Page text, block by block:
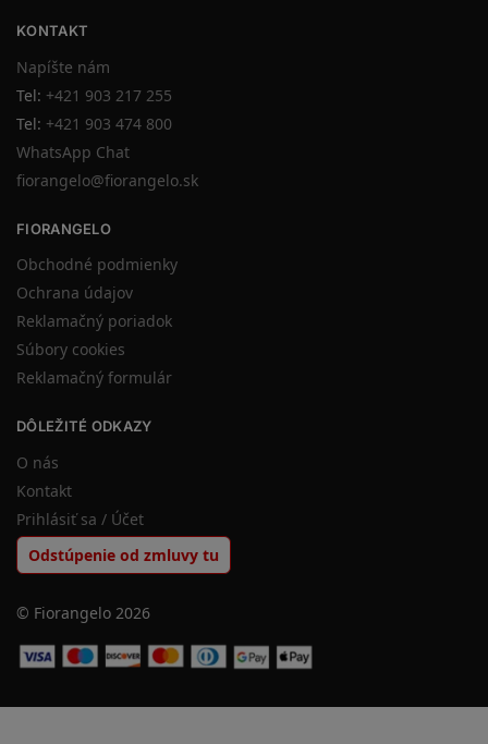
KONTAKT
Napíšte nám
Tel: +421 903 217 255
Tel: +421 903 474 800
WhatsApp Chat
fiorangelo@fiorangelo.sk
FIORANGELO
Obchodné podmienky
Ochrana údajov
Reklamačný poriadok
Súbory cookies
Reklamačný formulár
DÔLEŽITÉ ODKAZY
O nás
Kontakt
Prihlásiť sa / Účet
Odstúpenie od zmluvy tu
© Fiorangelo 2026